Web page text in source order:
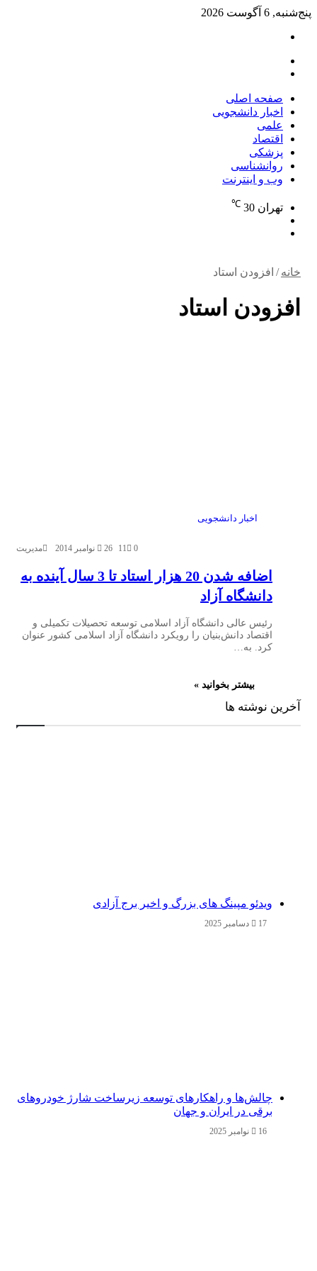
پنج‌شنبه, 6 آگوست 2026
صفحه اصلی
اخبار دانشجویی
علمی
اقتصاد
پزشکی
روانشناسی
وب و اینترنت
تهران 30
℃
خانه / افزودن استاد
افزودن استاد
اخبار دانشجویی
مدیریت 26 نوامبر 2014 0
11
اضافه شدن 20 هزار استاد تا 3 سال آینده به
دانشگاه‌ آزاد
رئیس عالی دانشگاه آزاد اسلامی توسعه تحصیلات تکمیلی و
اقتصاد دانش‌بنیان را رویکرد دانشگاه آزاد اسلامی کشور عنوان
کرد. به…
بیشتر بخوانید »
آخرین نوشته ها
ویدئو مپینگ های بزرگ و اخیر برج آزادی
17 دسامبر 2025
چالش‌ها و راهکارهای توسعه زیرساخت شارژ خودروهای
برقی در ایران و جهان
16 نوامبر 2025